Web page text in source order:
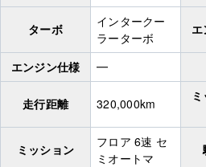
ターボ
インタークー
ラーターボ
エンジン仕様 ━
走行距離 320,000km
ミッション
フロア 6速 セ
ミオートマ